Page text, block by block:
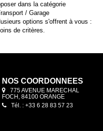
dans la catégorie
/ Garage
options s'offrent à vous :
de critères.
NOS COORDONNÉES
775 AVENUE MARECHAL
FOCH, 84100 ORANGE
Tél. : +33 6 28 83 57 23